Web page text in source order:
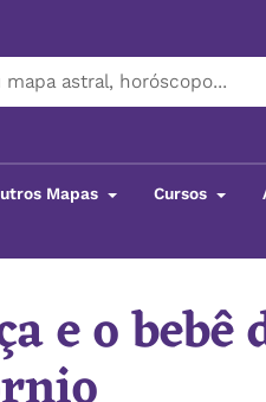
Mapas Cursos
e o bebê